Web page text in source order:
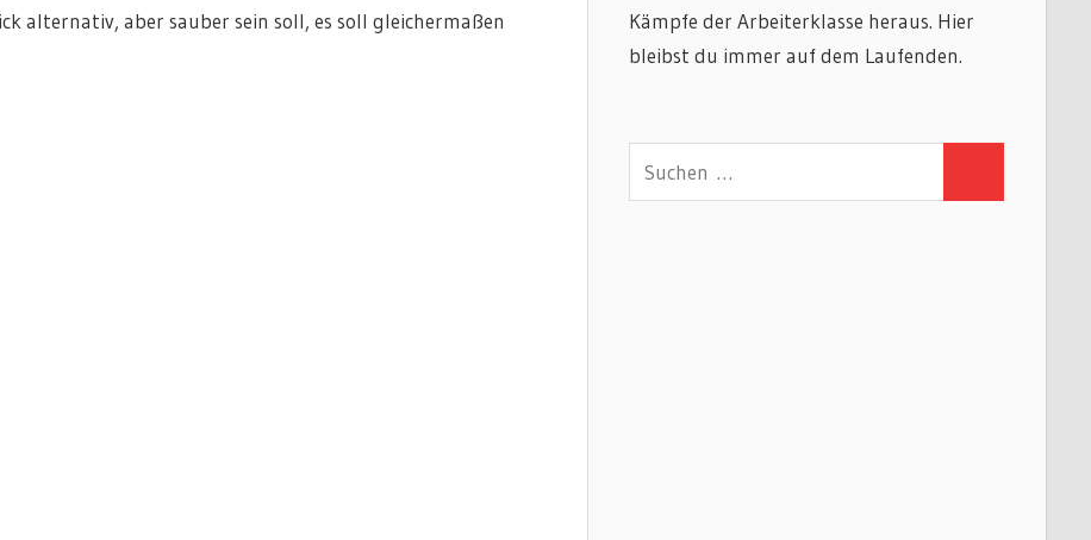
alternativ, aber sauber sein soll, es soll gleichermaßen
Kämpfe der Arbeiterklasse heraus. Hier
bleibst du immer auf dem Laufenden.